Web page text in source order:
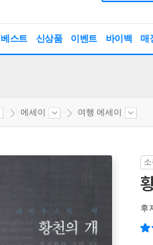
베스트 신상품 이벤트 바이백 매
에세이 여행 에세이
후